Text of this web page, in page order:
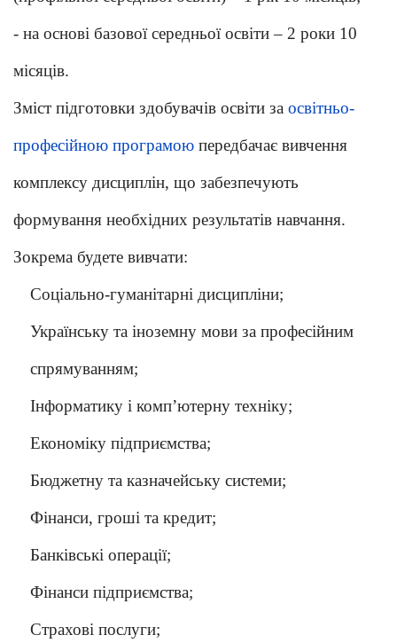
- на основі базової середньої освіти – 2 роки 10
місяців.
Зміст підготовки здобувачів освіти за освітньо-
професійною програмою передбачає вивчення
комплексу дисциплін, що забезпечують
формування необхідних результатів навчання.
Зокрема будете вивчати:
Соціально-гуманітарні дисципліни;
Українську та іноземну мови за професійним
спрямуванням;
Інформатику і комп’ютерну техніку;
Економіку підприємства;
Бюджетну та казначейську системи;
Фінанси, гроші та кредит;
Банківські операції;
Фінанси підприємства;
Страхові послуги;